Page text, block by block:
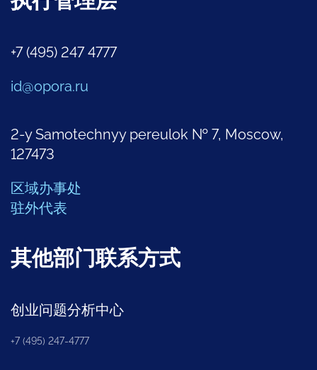
+7 (495) 247 4777
id@opora.ru
2-y Samotechnyy pereulok № 7, Moscow,
127473
区域办事处
驻外代表
其他部门联系方式
创业问题分析中心
+7 (495) 247-4777